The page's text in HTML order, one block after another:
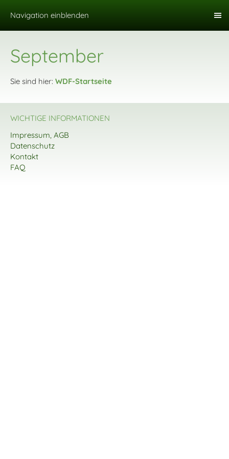
Navigation einblenden
September
Sie sind hier: WDF-Startseite
WICHTIGE INFORMATIONEN
Impressum, AGB
Datenschutz
Kontakt
FAQ